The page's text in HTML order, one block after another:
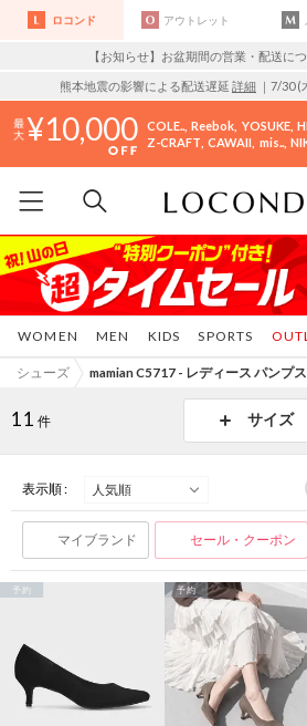
ロコンド アウトレット
【お知らせ】お盆期間の営業・配送に
熊本地震の影響による配送遅延 詳細 ｜7/30
10,000 COLE.. Reebok YOSUKE
Z-CRAFT CAWAII mis..
WOMEN MEN KIDS SPORTS
シューズ mamian C5717 - レディース パンプス
11 件 サイズ
表示順 :
マイブランド セール・クーポン
予約 予約